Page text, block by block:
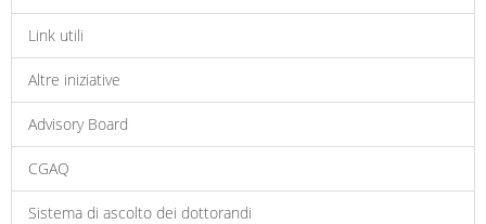
Link utili
Altre iniziative
Advisory Board
CGAQ
Sistema di ascolto dei dottorandi